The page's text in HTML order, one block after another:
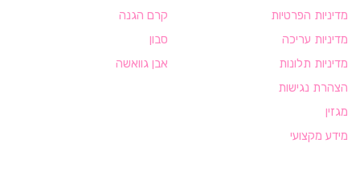
מדיניות הפרטיות
מדיניות עריכה
מדיניות תלונות
הצהרת נגישות
מגזין
מידע מקצועי
קרם הגנה
סבון
אבן גוואשה